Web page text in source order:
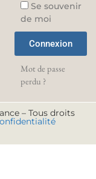
Se souvenir
de moi
Connexion
Mot de passe
perdu ?
– Tous droits